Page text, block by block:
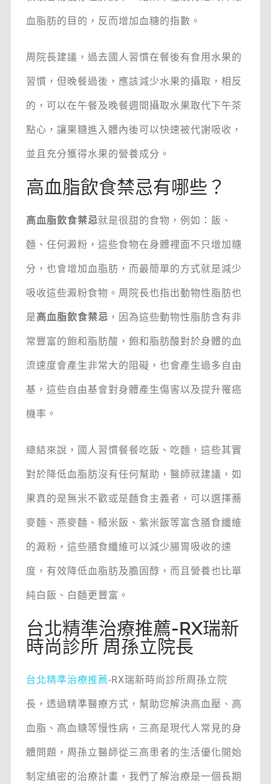
血脂肪的目的，反而增加血糖的指數。
周院長建議，過去國人習慣在餐後有食用水果的
習慣，但晚餐過後，應該減少水果的攝取，相反
的，可以在午餐及晚餐週間攝取水果取代下午茶
點心，讓果糖進入體內後可以快速被代謝吸收，
並且充分獲得水果的營養成分。
高血脂飲食禁忌有哪些？
高血脂飲食禁忌就是很甜的食物，例如：飯、
麵、任何澱粉，這些食物在身體裡面不只增加糖
分，也會增加血脂肪，而最簡單的方式就是減少
吸收這些澱粉食物。周院長也指出動物性脂肪也
是高血脂飲食禁忌 ，因為這些動物性脂肪含有非
常豐富的飽和脂肪酸，飽和脂肪酸對於身體的血
流速度會產生非常大的阻礙，也會產生過多自由
基，這些自由基會對身體產生傷害以及提升罹癌
機率。
總結來說，國人習慣餐餐吃飯、吃麵，這些其實
對於降低血脂肪沒有任何幫助，醫師就建議，如
果真的是無米不歡或是麵食主義者，可以選擇蕎
麥麵、燕麥麵、糙米飯、紫米飯等富含膳食纖維
的澱粉，這些膳食纖維可以減少腸胃吸收的速
度，有效降低血脂肪及膽固醇，而且營養也比單
純白飯、白麵更豐富。
台北精準治療推薦-RX瑞新
時尚診所 周孫立院長
台北精準治療推薦-RX瑞新時尚診所周孫立院
長，透過精準醫療方式，幫助您解決高血壓、高
血脂、高血糖等慢性病，三高是現代人常見的身
體問題，周孫立醫師從三高患者的生活優化開始
制定縝密的治療計畫，我們了解治療是一個長期